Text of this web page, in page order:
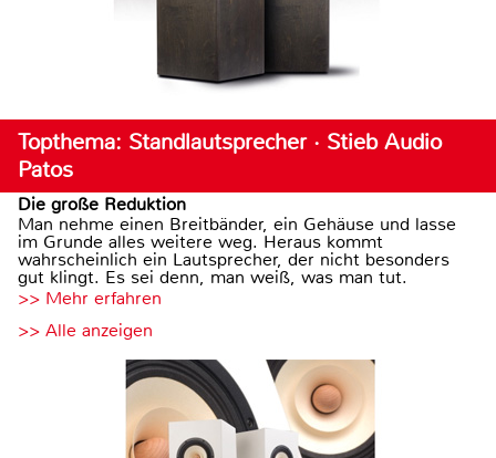
Topthema: Standlautsprecher · Stieb Audio
Patos
Die große Reduktion
Man nehme einen Breitbänder, ein Gehäuse und lasse
im Grunde alles weitere weg. Heraus kommt
wahrscheinlich ein Lautsprecher, der nicht besonders
gut klingt. Es sei denn, man weiß, was man tut.
>> Mehr erfahren
>> Alle anzeigen